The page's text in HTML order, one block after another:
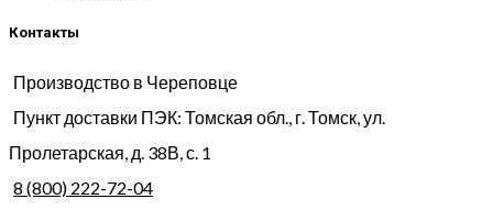
Контакты
Производство в Череповце
Пункт доставки ПЭК: Томская обл., г. Томск, ул.
Пролетарская, д. 38В, с. 1
8 (800) 222-72-04